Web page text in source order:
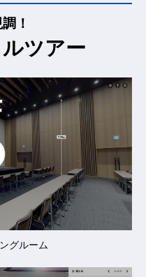
！
ツアー
グルーム